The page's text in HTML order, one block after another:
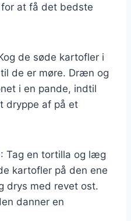
at få det bedste
de søde kartofler i
de er møre. Dræn og
i en pande, indtil
dryppe af på et
Tag en tortilla og læg
kartofler på den ene
drys med revet ost.
danner en